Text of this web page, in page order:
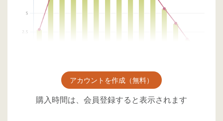
アカウントを作成（無料）
購入時間は、会員登録すると表示されます